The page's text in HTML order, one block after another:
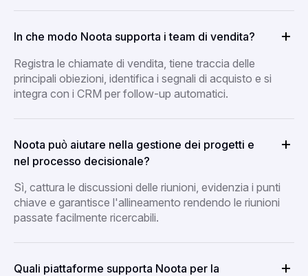
In che modo Noota supporta i team di vendita?
Registra le chiamate di vendita, tiene traccia delle
principali obiezioni, identifica i segnali di acquisto e si
integra con i CRM per follow-up automatici.
Noota può aiutare nella gestione dei progetti e
nel processo decisionale?
Sì, cattura le discussioni delle riunioni, evidenzia i punti
chiave e garantisce l'allineamento rendendo le riunioni
passate facilmente ricercabili.
Quali piattaforme supporta Noota per la